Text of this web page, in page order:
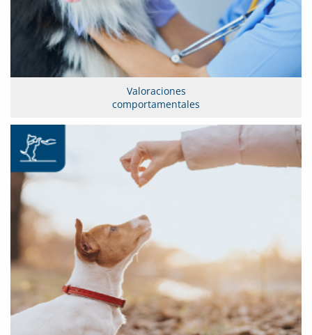
Valoraciones
comportamentales